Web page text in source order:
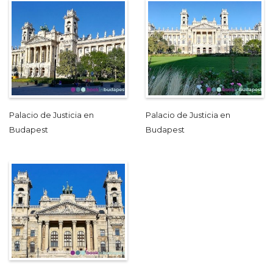
Palacio de Justicia en
Budapest
Palacio de Justicia en
Budapest